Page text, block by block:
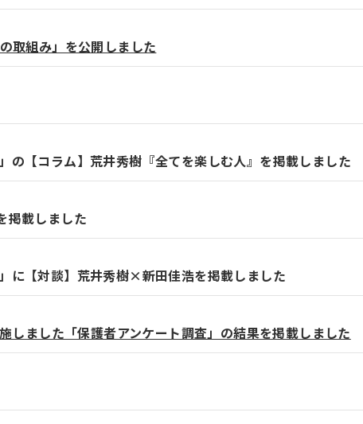
取組み」を公開しました
の【コラム】荒井秀樹『全てを楽しむ人』を掲載しました
掲載しました
に【対談】荒井秀樹×新田佳浩を掲載しました
しました「保護者アンケート調査」の結果を掲載しました